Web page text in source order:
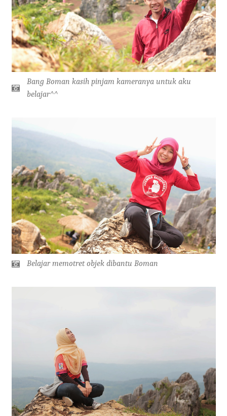
Bang Boman kasih pinjam kameranya untuk aku
belajar^^
Belajar memotret objek dibantu Boman